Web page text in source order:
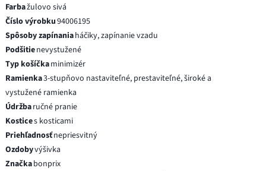
Farbažulovo sivá
Číslo výrobku94006195
Spôsoby zapínaniaháčiky, zapínanie vzadu
Podšitienevystužené
Typ košíčkaminimizér
Ramienka3-stupňovo nastaviteľné, prestaviteľné, široké a
vystužené ramienka
Údržbaručné pranie
Kostices kosticami
Priehľadnosťnepriesvitný
Ozdobyvýšivka
Značkabonprix